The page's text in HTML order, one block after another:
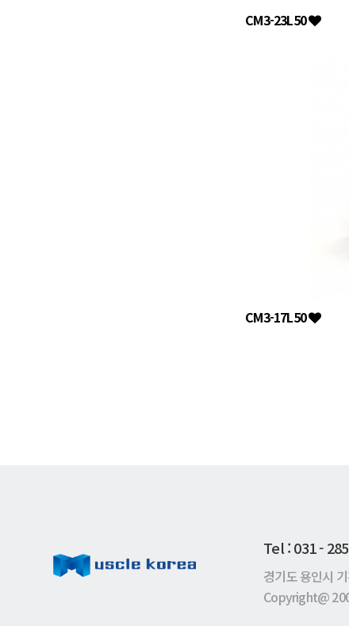
CM3-23L50
CM3-17L50
Tel : 031 -
경기도 용인시
Copyright@